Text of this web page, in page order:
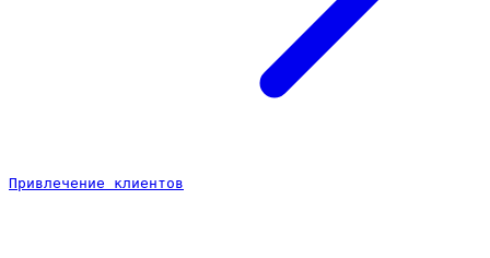
Привлечение клиентов